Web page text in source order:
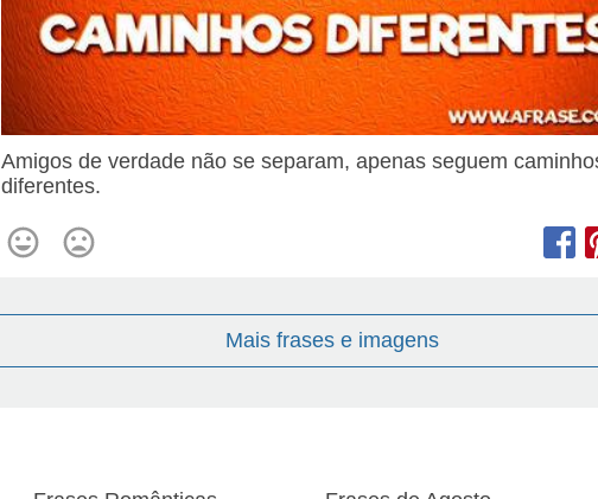
Amigos de verdade não se separam, apenas seguem
diferentes.
Mais frases e imagens